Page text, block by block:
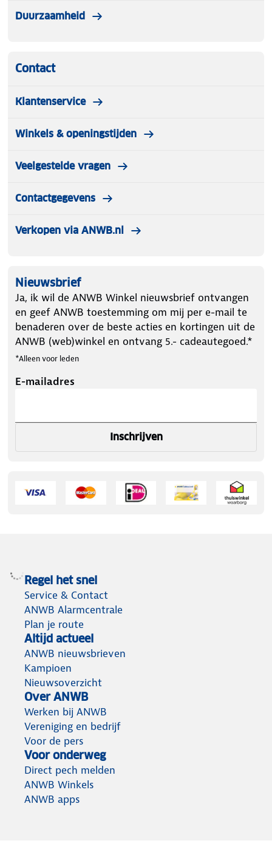
Duurzaamheid
Contact
Klantenservice
Winkels & openingstijden
Veelgestelde vragen
Contactgegevens
Verkopen via ANWB.nl
Nieuwsbrief
Ja, ik wil de ANWB Winkel nieuwsbrief ontvangen
en geef ANWB toestemming om mij per e-mail te
benaderen over de beste acties en kortingen uit de
ANWB (web)winkel en ontvang 5.- cadeautegoed.*
*Alleen voor leden
E-mailadres
Inschrijven
Regel het snel
Service & Contact
ANWB Alarmcentrale
Plan je route
Altijd actueel
ANWB nieuwsbrieven
Kampioen
Nieuwsoverzicht
Over ANWB
Werken bij ANWB
Vereniging en bedrijf
Voor de pers
Voor onderweg
Direct pech melden
ANWB Winkels
ANWB apps